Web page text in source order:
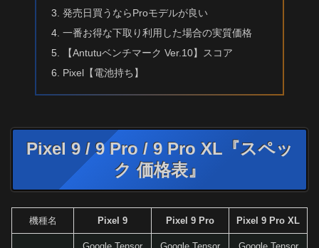
発売日買うならProモデルが良い
一番お得な下取り利用した場合の実質価格
【Antutuベンチマーク Ver.10】スコア
Pixel【電池持ち】
Pixel 9 / 9 Pro / 9 Pro XL『スペッ
ク 価格表』
機種名 Pixel 9 Pixel 9 Pro Pixel 9 Pro XL